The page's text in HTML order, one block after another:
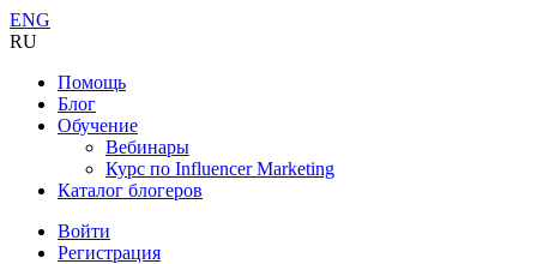
ENG
RU
Помощь
Блог
Обучение
Вебинары
Курс по Influencer Marketing
Каталог блогеров
Войти
Регистрация